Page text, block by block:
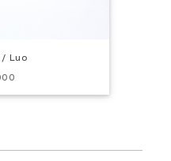
/ Luo